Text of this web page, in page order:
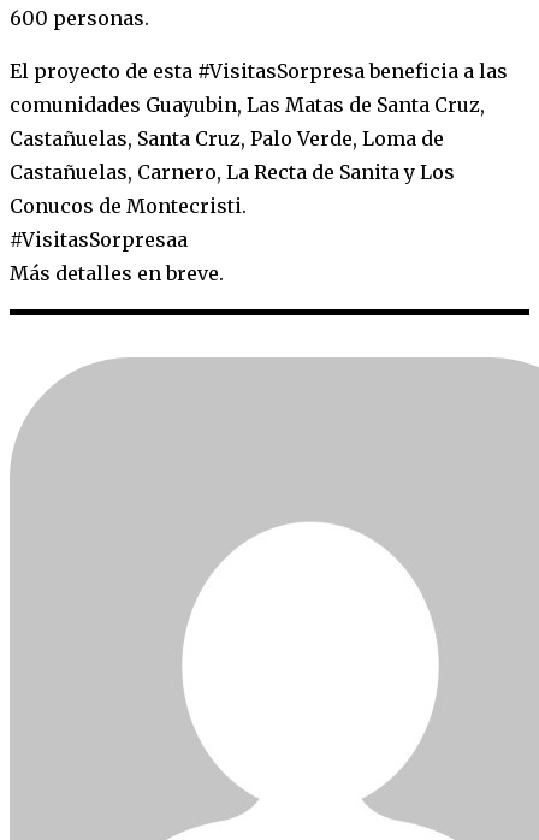
600 personas.
El proyecto de esta #VisitasSorpresa beneficia a las
comunidades Guayubin, Las Matas de Santa Cruz,
Castañuelas, Santa Cruz, Palo Verde, Loma de
Castañuelas, Carnero, La Recta de Sanita y Los
Conucos de Montecristi.
#VisitasSorpresaa
Más detalles en breve.